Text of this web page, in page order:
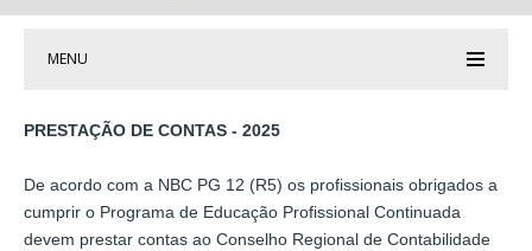
MENU
PRESTAÇÃO DE CONTAS - 2025
De acordo com a NBC PG 12 (R5) os profissionais obrigados a
cumprir o Programa de Educação Profissional Continuada
devem prestar contas ao Conselho Regional de Contabilidade